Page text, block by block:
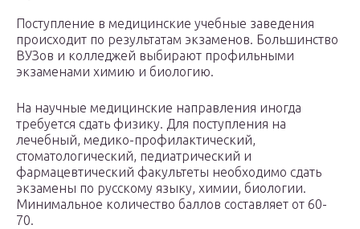
Поступление в медицинские учебные заведения
происходит по результатам экзаменов. Большинство
ВУЗов и колледжей выбирают профильными
экзаменами химию и биологию.
На научные медицинские направления иногда
требуется сдать физику. Для поступления на
лечебный, медико-профилактический,
стоматологический, педиатрический и
фармацевтический факультеты необходимо сдать
экзамены по русскому языку, химии, биологии.
Минимальное количество баллов составляет от 60-
70.